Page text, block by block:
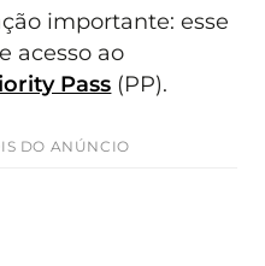
importante: esse
acesso ao
Pass (PP).
DO ANÚNCIO